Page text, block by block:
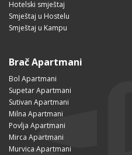
Hotelski smještaj
Smještaj u Hostelu
Smještaj u Kampu
Brač Apartmani
Bol Apartmani
Supetar Apartmani
Sutivan Apartmani
Milna Apartmani
Povlja Apartmani
Mirca Apartmani
Murvica Apartmani